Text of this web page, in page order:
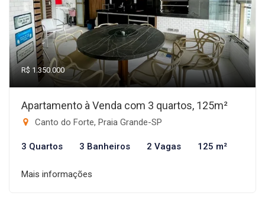
R$ 1.350.000
Apartamento à Venda com 3 quartos, 125m²
Canto do Forte, Praia Grande-SP
3 Quartos 3 Banheiros 2 Vagas 125 m²
Mais informações